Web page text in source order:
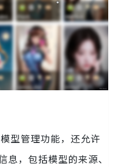
型管理功能，还允许
息，包括模型的来源、